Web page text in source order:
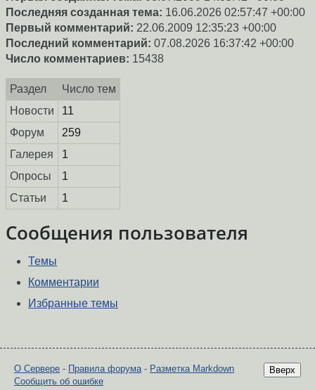
Последняя созданная тема: 16.06.2026 02:57:47 +00:00
Первый комментарий: 22.06.2009 12:35:23 +00:00
Последний комментарий: 07.08.2026 16:37:42 +00:00
Число комментариев: 15438
Раздел
Число тем
Новости
11
Форум
259
Галерея
1
Опросы
1
Статьи
1
Сообщения пользователя
Темы
Комментарии
Избранные темы
Вверх
О Сервере - Правила форума - Разметка Markdown
Сообщить об ошибке